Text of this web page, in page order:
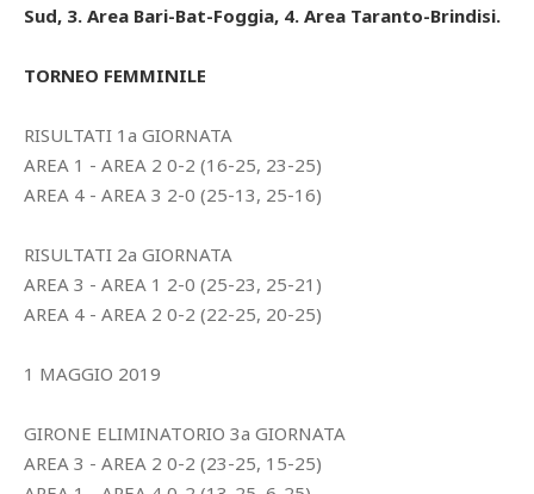
Sud, 3. Area Bari-Bat-Foggia, 4. Area Taranto-Brindisi.
TORNEO FEMMINILE
RISULTATI 1a GIORNATA
AREA 1 - AREA 2 0-2 (16-25, 23-25)
AREA 4 - AREA 3 2-0 (25-13, 25-16)
RISULTATI 2a GIORNATA
AREA 3 - AREA 1 2-0 (25-23, 25-21)
AREA 4 - AREA 2 0-2 (22-25, 20-25)
1 MAGGIO 2019
GIRONE ELIMINATORIO 3a GIORNATA
AREA 3 - AREA 2 0-2 (23-25, 15-25)